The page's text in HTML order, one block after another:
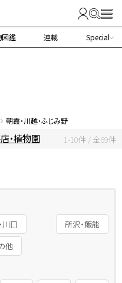
鑑 連載 Special
朝霞・川越・ふじみ野
・植物園 1-10件 / 全69件
川口
所沢・飯能
他